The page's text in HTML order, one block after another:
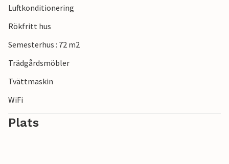
Luftkonditionering
Rökfritt hus
Semesterhus : 72 m2
Trädgårdsmöbler
Tvättmaskin
WiFi
Plats